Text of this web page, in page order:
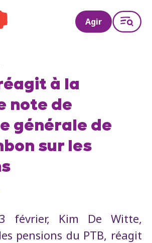
PTB
Agir
à la
note de
générale de
sur les
février, Kim De Witte,
pensions du PTB, réagit